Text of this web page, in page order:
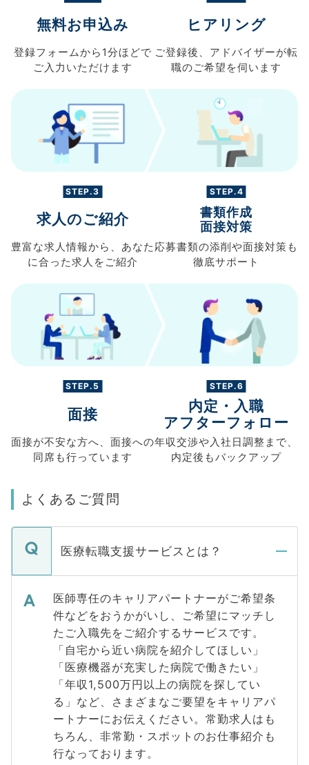
無料お申込み
登録フォームから 1分ほどで
ご入力 いただけます
ヒアリング
ご登録後、 アドバイザーが転
職のご希望を伺います
STEP.3
求人のご紹介
豊富な求人情報から、 あなた
に合った求人を ご紹介
STEP.4
書類作成
面接対策
応募書類の添削や面接対策も
徹底サポート
STEP.5
面接
面接が不安な方へ、 面接への
同席も行っています
STEP.6
内定・入職
アフターフォロー
年収交渉や入社日調整まで、
内定後もバックアップ
よくあるご質問
医療転職支援サービスとは？
医師専任のキャリアパートナーがご希望条
件などをおうかがいし、ご希望にマッチし
たご入職先をご紹介するサービスです。
「自宅から近い病院を紹介してほしい」
「医療機器が充実した病院で働きたい」
「年収1,500万円以上の病院を探してい
る」など、さまざまなご要望をキャリアパ
ートナーにお伝えください。常勤求人はも
ちろん、非常勤・スポットのお仕事紹介も
行なっております。